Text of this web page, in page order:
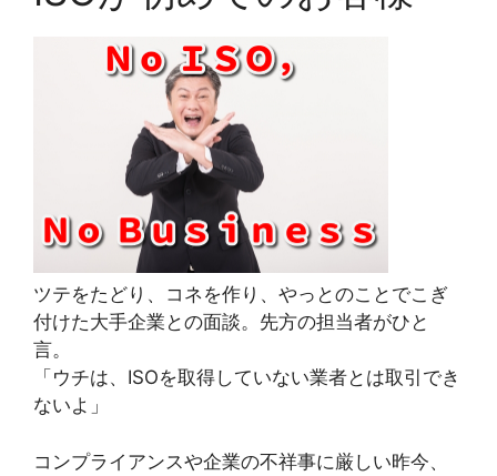
ツテをたどり、コネを作り、やっとのことでこぎ
付けた大手企業との面談。先方の担当者がひと
言。
「ウチは、ISOを取得していない業者とは取引でき
ないよ」
コンプライアンスや企業の不祥事に厳しい昨今、